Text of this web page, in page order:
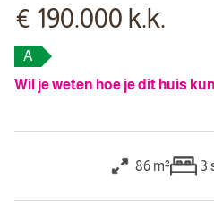
€ 190.000 k.k.
A
Wil je weten hoe je dit huis
86 m² 3